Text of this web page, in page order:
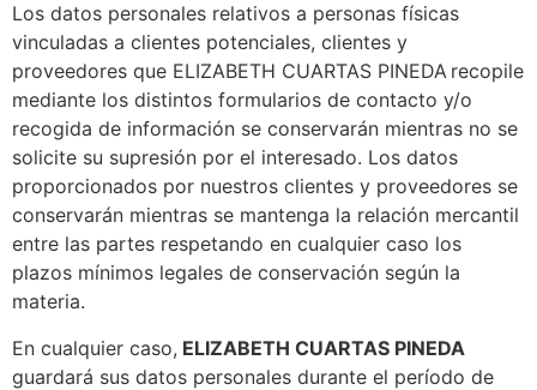
Los datos personales relativos a personas físicas
vinculadas a clientes potenciales, clientes y
proveedores que ELIZABETH CUARTAS PINEDA recopile
mediante los distintos formularios de contacto y/o
recogida de información se conservarán mientras no se
solicite su supresión por el interesado. Los datos
proporcionados por nuestros clientes y proveedores se
conservarán mientras se mantenga la relación mercantil
entre las partes respetando en cualquier caso los
plazos mínimos legales de conservación según la
materia.
En cualquier caso, ELIZABETH CUARTAS PINEDA
guardará sus datos personales durante el período de